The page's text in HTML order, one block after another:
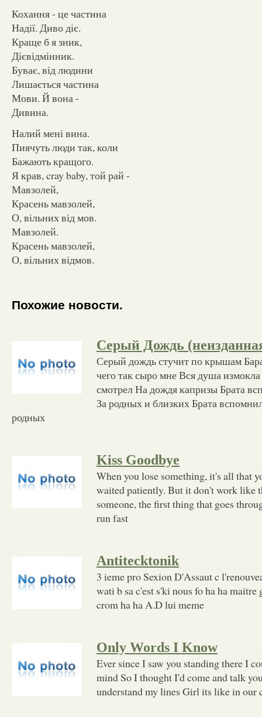
Кохання - це частина
Надії. Диво діє.
Краще б я зник,
Дієвідмінник.
Буває, від людини
Лишається частина
Мови. Й вона -
Дивина.
Налий мені вина.
Пиячуть люди так, коли
Бажають кращого.
Я крав, cray baby, той рай -
Мавзолей,
Красень мавзолей,
О, вільних від мов.
Мавзолей.
Красень мавзолей,
О, вільних відмов.
Похожие новости.
Серый Дождь
Серый дождь стучит по крышам
чего так сыро мне Вся душа
смотрел На дождя капризы Брата
За родных и близких Брата
родных
Kiss Goodbye
When you lose something, it's all that
waited patiently. But it don't work like
someone, the first thing that goes
run fast
Antitecktonik
3 ieme pro Sexion D'Assaut c
wati b sa c'est s'ki nous fo ha ha
crom ha ha A.D lui meme
Only Words I Know
Ever since I saw you standing there I
mind So I thought I'd come and talk
understand my lines Girl its like in our